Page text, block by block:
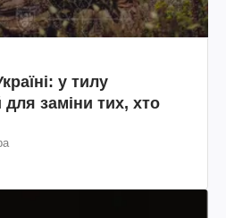
у тилу
заміни тих, хто